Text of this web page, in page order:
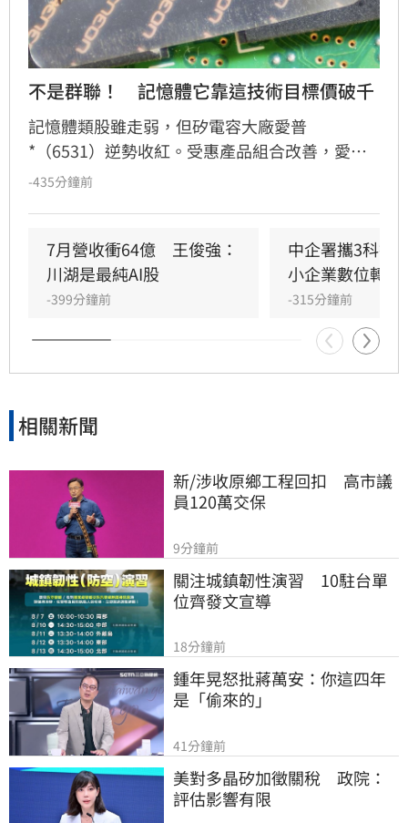
不是群聯！　記憶體它靠這技術目標價破千
記憶體類股雖走弱，但矽電容大廠愛普
*（6531）逆勢收紅。受惠產品組合改善，愛普
第2季每股純益達4.18元。展望第3季，因記憶體
產品線成長動能明確，法人看好2026年起進入爆
發期，2027年獲利更有望挑戰每股逾35元。看好
長線基本面，多家法人紛紛調升目標價，最高上
看1430元。惟投資人仍需留意晶圓代工產能及匯
率波動等潛在風險。投資一定有風險，決策前請
審慎評估。
-435分鐘前
7月營收衝64億　王俊強：
川湖是最純AI股
-399分鐘前
中企署攜3科技
小企業數位轉型
-315分鐘前
相關新聞
新/涉收原鄉工程回扣　高市議
員120萬交保
9分鐘前
關注城鎮韌性演習　10駐台單
位齊發文宣導
18分鐘前
鍾年晃怒批蔣萬安：你這四年
是「偷來的」
41分鐘前
美對多晶矽加徵關稅　政院：
評估影響有限